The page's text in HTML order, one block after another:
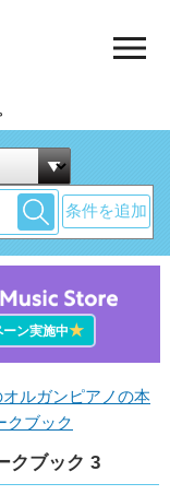
条件を追加
ーン実施中★
ルガンピアノの本
クブック
クブック 3